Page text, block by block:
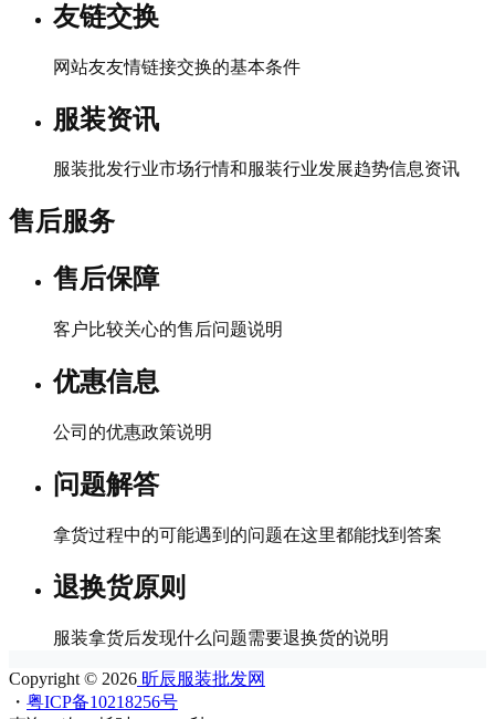
友链交换
网站友友情链接交换的基本条件
服装资讯
服装批发行业市场行情和服装行业发展趋势信息资讯
售后服务
售后保障
客户比较关心的售后问题说明
优惠信息
公司的优惠政策说明
问题解答
拿货过程中的可能遇到的问题在这里都能找到答案
退换货原则
服装拿货后发现什么问题需要退换货的说明
Copyright © 2026 昕辰服装批发网
・ 粤ICP备10218256号